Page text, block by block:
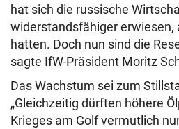
hat sich die russische
widerstandsfähiger erwiesen,
hatten. Doch nun sind die
sagte IfW-Präsident Moritz
Das Wachstum sei zum
„Gleichzeitig dürften höhere
Krieges am Golf vermutlich